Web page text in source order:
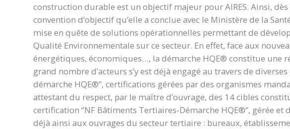
construction durable est un objectif majeur pour AIRES. Ainsi,
convention d’objectif qu’elle a conclue avec le Ministère de la
mise en quête de solutions opérationnelles permettant de
Qualité Environnementale sur ce secteur. En effet, face aux
énergétiques, économiques…, la démarche HQE® constitue une
grand nombre d’acteurs s’y est déjà engagé au travers de diverses
démarche HQE®‘’, certifications gérées par des organismes
attestant du respect, par le maître d’ouvrage, des 14 cibles
certification ‘’NF Bâtiments Tertiaires-Démarche HQE®‘’, gérée et
déjà ainsi aux ouvrages du secteur tertiaire : bureaux,